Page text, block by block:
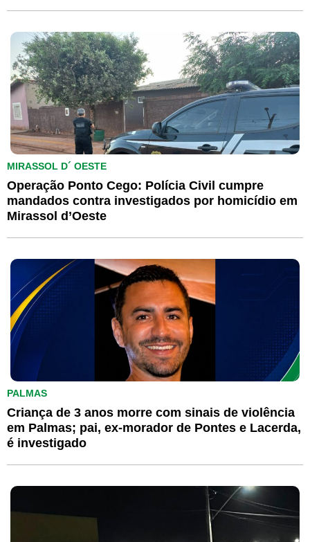
MIRASSOL D´ OESTE
Operação Ponto Cego: Polícia Civil cumpre
mandados contra investigados por homicídio em
Mirassol d’Oeste
PALMAS
Criança de 3 anos morre com sinais de violência
em Palmas; pai, ex-morador de Pontes e Lacerda,
é investigado